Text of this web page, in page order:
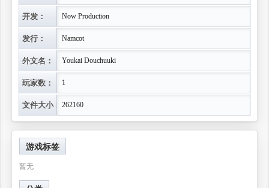
开发： Now Production
发行： Namcot
外文名： Youkai Douchuuki
玩家数： 1
文件大小： 262160
游戏标签
暂无